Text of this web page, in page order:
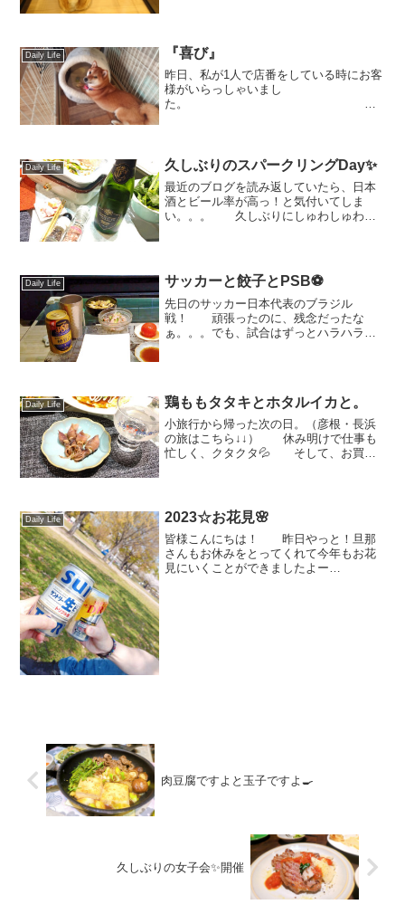
です。 ...
Daily Life 『喜び』
昨日、私が1人で店番をしている時にお客
様がいらっしゃいまし
た。
場で読んでいらっしゃるところでし
た。 ...
Daily Life 久しぶりのスパークリングDay✨
最近のブログを読み返していたら、日本
酒とビール率が高っ！と気付いてしま
い。。。 久しぶりにしゅわしゅわが
ろんコレ！『プロヴェット・ブ...
Daily Life サッカーと餃子とPSB⚽
先日のサッカー日本代表のブラジル
戦！ 頑張ったのに、残念だったな
ぁ。。。でも、試合はずっとハラハラで
た...
Daily Life 鶏ももタタキとホタルイカと。
小旅行から帰った次の日。（彦根・長浜
の旅はこちら↓↓） 休み明けで仕事も
忙しく、クタクタ💦 そして、お買い
よ。。 なんとか体裁(?...
Daily Life 2023☆お花見🌸
皆様こんにちは！ 昨日やっと！旦那
さんもお休みをとってくれて今年もお花
見にいくことができましたよー
肉豆腐ですよと玉子ですよ🍳
久しぶりの女子会✨開催